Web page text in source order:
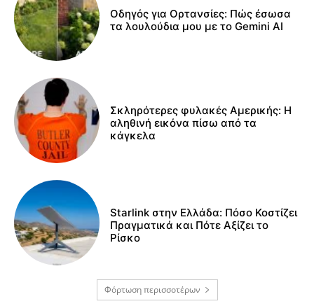
Οδηγός για Ορτανσίες: Πώς έσωσα
τα λουλούδια μου με το Gemini AI
Σκληρότερες φυλακές Αμερικής: Η
αληθινή εικόνα πίσω από τα
κάγκελα
Starlink στην Ελλάδα: Πόσο Κοστίζει
Πραγματικά και Πότε Αξίζει το
Ρίσκο
Φόρτωση περισσοτέρων